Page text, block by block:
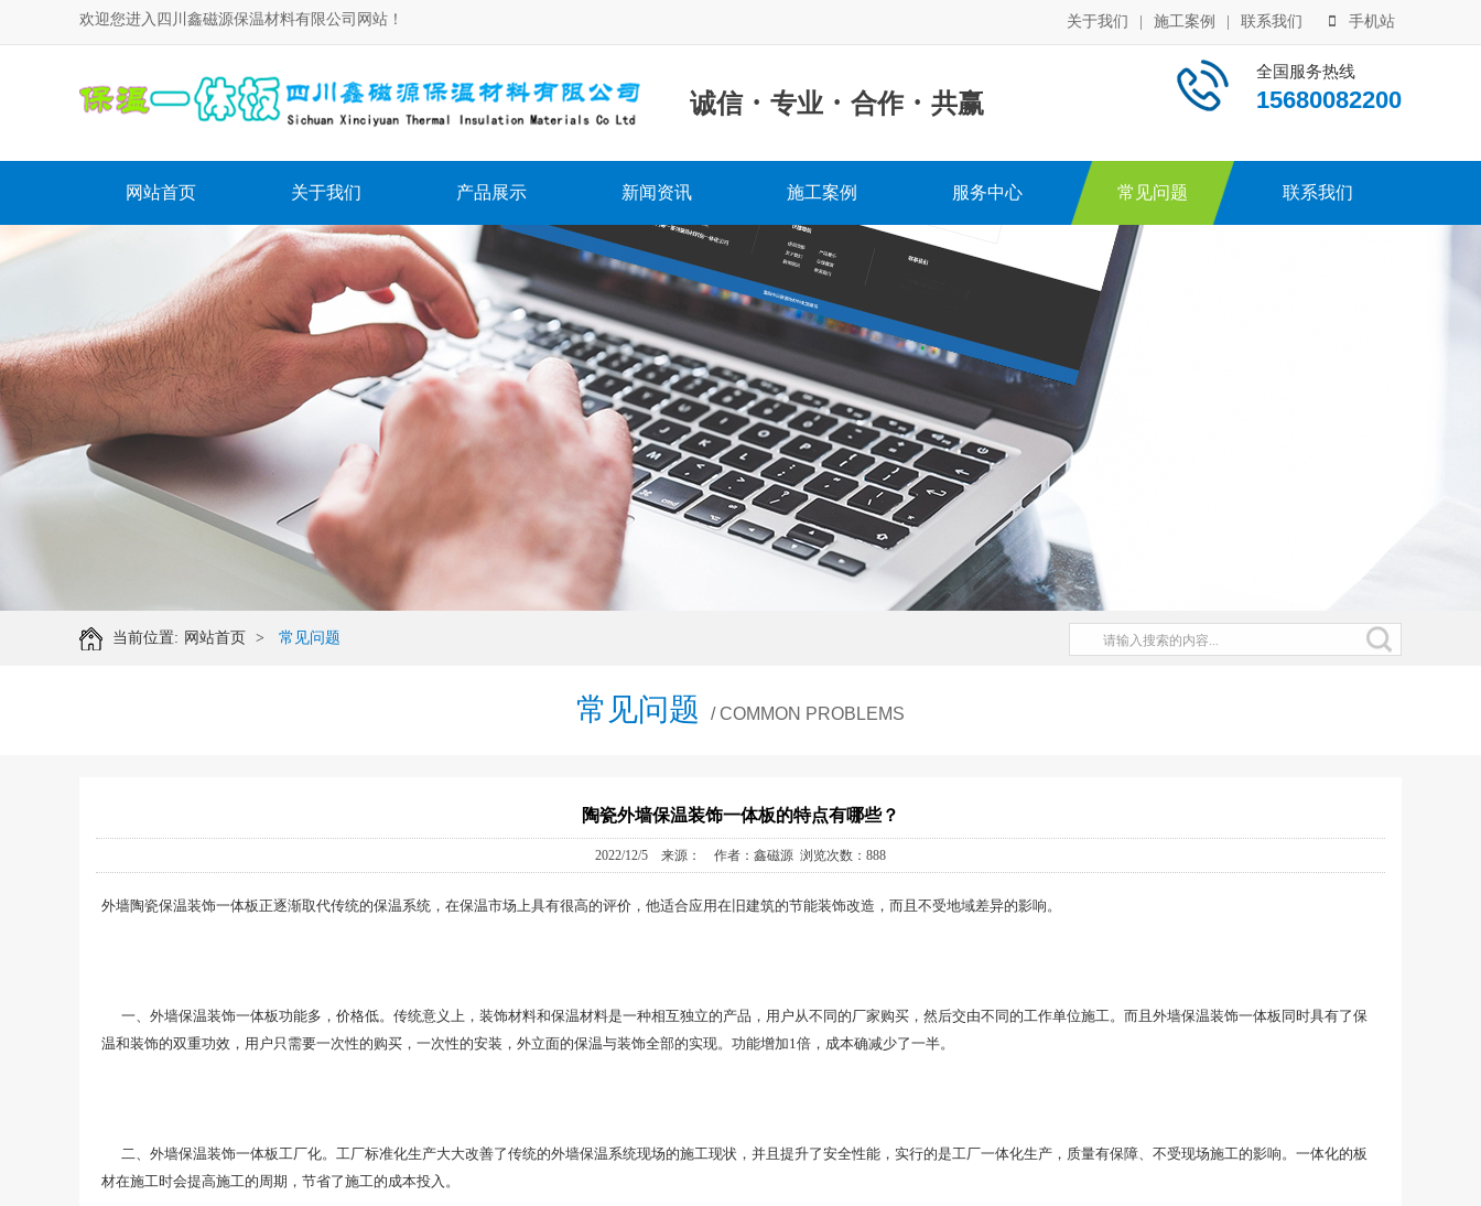
欢迎您进入四川鑫磁源保温材料有限公司网站！ 关于我们 施工案例 联系我们 手机站
诚信 · 专业 · 合作 · 共赢
全国服务热线
15680082200
网站首页 关于我们 产品展示 新闻资讯 施工案例 服务中心 常见问题 联系我们
当前位置: 网站首页 > 常见问题
常见问题 / COMMON PROBLEMS
陶瓷外墙保温装饰一体板的特点有哪些？
2022/12/5 来源： 作者：鑫磁源 浏览次数：888
外墙陶瓷保温装饰一体板正逐渐取代传统的保温系统，在保温市场上具有很高的评价，他适合应用在旧建筑的节能装饰改造，而且不受地域差异的影响。
一、外墙保温装饰一体板功能多，价格低。传统意义上，装饰材料和保温材料是一种相互独立的产品，用户从不同的厂家购买，然后交由不同的工作单位施工。而且外墙保温装饰一体板同时具有了保
温和装饰的双重功效，用户只需要一次性的购买，一次性的安装，外立面的保温与装饰全部的实现。功能增加1倍，成本确减少了一半。
二、外墙保温装饰一体板工厂化。工厂标准化生产大大改善了传统的外墙保温系统现场的施工现状，并且提升了安全性能，实行的是工厂一体化生产，质量有保障、不受现场施工的影响。一体化的板
材在施工时会提高施工的周期，节省了施工的成本投入。